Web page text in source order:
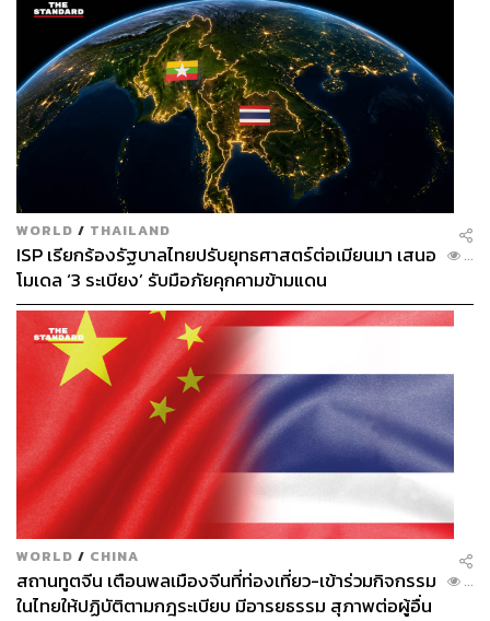
WORLD / THAILAND
ISP เรียกร้องรัฐบาลไทยปรับยุทธศาสตร์ต่อเมียนมา เสนอ
โมเดล ‘3 ระเบียง’ รับมือภัยคุกคามข้ามแดน
...
WORLD / CHINA
สถานทูตจีน เตือนพลเมืองจีนที่ท่องเที่ยว-เข้าร่วมกิจกรรม
ในไทยให้ปฏิบัติตามกฎระเบียบ มีอารยธรรม สุภาพต่อผู้อื่น
...